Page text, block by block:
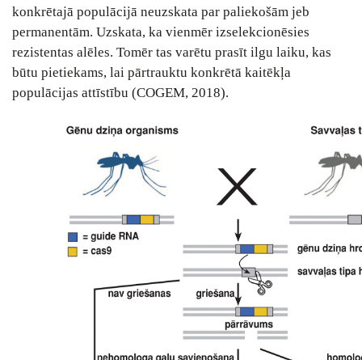
konkrētajā populācijā neuzskata par paliekošām jeb
permanentām. Uzskata, ka vienmēr izselekcionēsies
rezistentas alēles. Tomēr tas varētu prasīt ilgu laiku, kas
būtu pietiekams, lai pārtrauktu konkrētā kaitēkļa
populācijas attīstību (COGEM, 2018).